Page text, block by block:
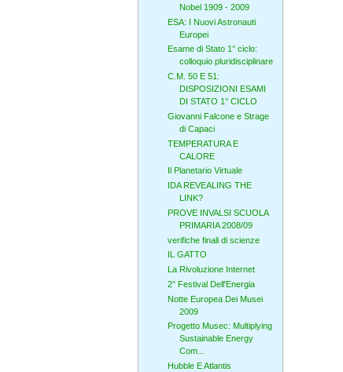
Nobel 1909 - 2009
ESA: I Nuovi Astronauti
Europei
Esame di Stato 1° ciclo:
colloquio pluridisciplinare
C.M. 50 E 51:
DISPOSIZIONI ESAMI
DI STATO 1° CICLO
Giovanni Falcone e Strage
di Capaci
TEMPERATURA E
CALORE
Il Planetario Virtuale
IDA REVEALING THE
LINK?
PROVE INVALSI SCUOLA
PRIMARIA 2008/09
verifiche finali di scienze
IL GATTO
La Rivoluzione Internet
2° Festival Dell'Energia
Notte Europea Dei Musei
2009
Progetto Musec: Multiplying
Sustainable Energy
Com...
Hubble E Atlantis